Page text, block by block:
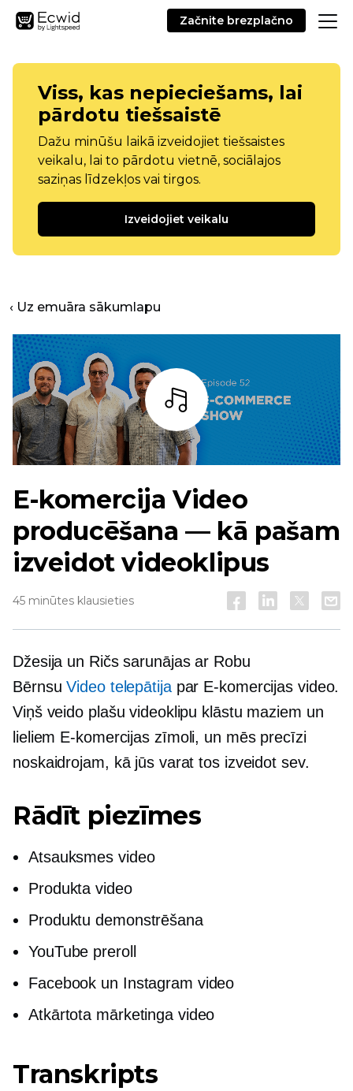
Začnite brezplačno
Viss, kas nepieciešams, lai
pārdotu tiešsaistē
Dažu minūšu laikā izveidojiet tiešsaistes
veikalu, lai to pārdotu vietnē, sociālajos
saziņas līdzekļos vai tirgos.
Izveidojiet veikalu
‹ Uz emuāra sākumlapu
Bārs
E-komercija Video
producēšana — kā pašam
izveidot videoklipus
45 minūtes klausieties
Džesija un Ričs sarunājas ar Robu
BērnsuVideo telepātijapar E-komercijas video.
Viņš veido plašu videoklipu klāstu maziem un
lieliem E-komercijas zīmoli, un mēs precīzi
noskaidrojam, kā jūs varat tos izveidot sev.
Rādīt piezīmes
Atsauksmes video
Produkta video
Produktu demonstrēšana
YouTube preroll
Facebook un Instagram video
Atkārtota mārketinga video
Transkripts